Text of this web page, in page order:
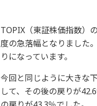
TOPIX（東証株価指数）
度の急落幅となりました
りになっています。
今回と同じように大きな
して、その後の戻りが